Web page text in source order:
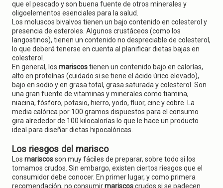
que el pescado y son buena fuente de otros minerales y
oligoelementos esenciales para la salud.
Los moluscos bivalvos tienen un bajo contenido en colesterol y
presencia de esteroles. Algunos crustáceos (como los
langostinos), tienen un contenido no despreciable de colesterol,
lo que deberá tenerse en cuenta al planificar dietas bajas en
colesterol.
En general, los mariscostienen un contenido bajo en calorías,
alto en proteínas (cuidado si se tiene el ácido úrico elevado),
bajo en sodio y en grasa total, grasa saturada y colesterol. Son
una gran fuente de vitaminas y minerales como tiamina,
niacina, fósforo, potasio, hierro, yodo, fluor, cinc y cobre. La
media calórica por 100 gramos dispuestos para el consumo
gira alrededor de 100 kilocalorías lo que le hace un producto
ideal para diseñar dietas hipocalóricas.
Los riesgos del marisco
Los mariscosson muy fáciles de preparar, sobre todo si los
tomamos crudos. Sin embargo, existen ciertos riesgos que el
consumidor debe conocer. En primer lugar, y como primera
recomendación, no consumirmariscoscrudos si se padecen